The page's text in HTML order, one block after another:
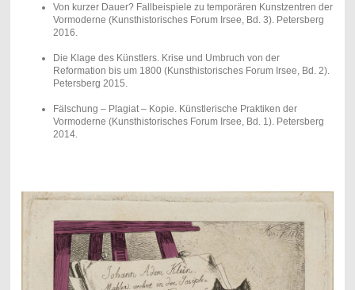
Von kurzer Dauer? Fallbeispiele zu temporären Kunstzentren der
Vormoderne (Kunsthistorisches Forum Irsee, Bd. 3). Petersberg
2016.
Die Klage des Künstlers. Krise und Umbruch von der
Reformation bis um 1800 (Kunsthistorisches Forum Irsee, Bd. 2).
Petersberg 2015.
Fälschung – Plagiat – Kopie. Künstlerische Praktiken der
Vormoderne (Kunsthistorisches Forum Irsee, Bd. 1). Petersberg
2014.